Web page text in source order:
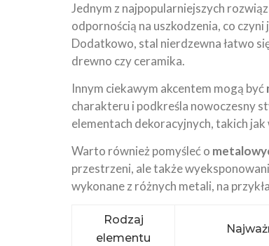
Jednym z najpopularniejszych
odpornością na uszkodzenia, co
Dodatkowo, stal nierdzewna łatwo
drewno czy ceramika.
Innym ciekawym akcentem mogą być
charakteru i podkreśla nowoczesny
elementach dekoracyjnych, takich
Warto również pomyśleć o
przestrzeni, ale także
wykonane z różnych metali, na
Rodzaj
elementu